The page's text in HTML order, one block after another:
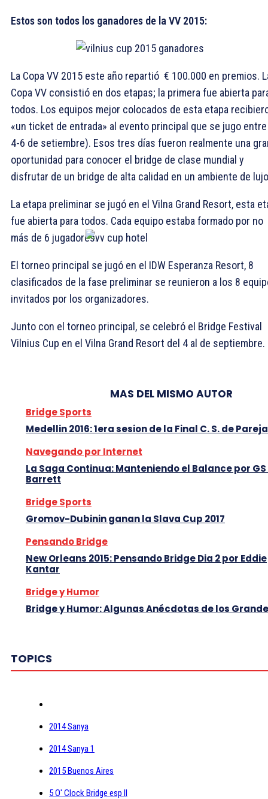
Estos son todos los ganadores de la VV 2015:
La Copa VV 2015 este año repartió € 100.000 en premios.
Copa VV consistió en dos etapas; la primera fue abierta
todos. Los equipos mejor colocados de esta etapa
«un ticket de entrada» al evento principal que se jugo
4-6 de setiembre). Esos tres días fueron realmente una
oportunidad para conocer el bridge de clase mundial y
disfrutar de un bridge de alta calidad en un ambiente de
La etapa preliminar se jugó en el Vilna Grand Resort, esta
fue abierta para todos. Cada equipo estaba formado por no
más de 6 jugadores.
El torneo principal se jugó en el IDW Esperanza Resort, 8
clasificados de la fase preliminar se reunieron a los 8
invitados por los organizadores.
Junto con el torneo principal, se celebró el Bridge Festival
Vilnius Cup en el Vilna Grand Resort del 4 al de septiembre.
MAS DEL MISMO AUTOR
Bridge Sports
Medellin 2016: 1era sesion de la Final C. S. de
Navegando por Internet
La Saga Continua: Manteniendo el Balance por
Barrett
Bridge Sports
Gromov-Dubinin ganan la Slava Cup 2017
Pensando Bridge
New Orleans 2015: Pensando Bridge Dia 2 por Eddie
Kantar
Bridge y Humor
Bridge y Humor: Algunas Anécdotas de los
TOPICS
2014 Sanya
2014 Sanya 1
2015 Buenos Aires
5 O' Clock Bridge esp II